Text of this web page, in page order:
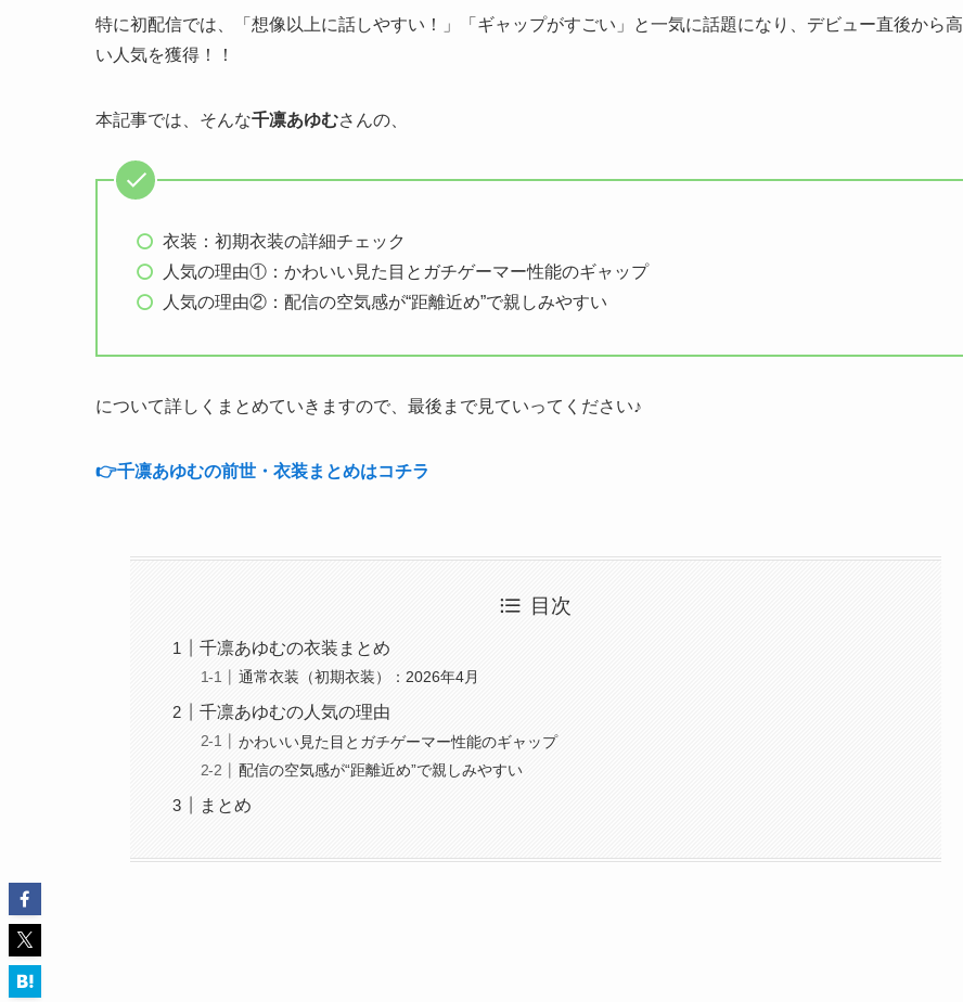
特に初配信では、「想像以上に話しやすい！」「ギャップがすごい」と一気に話題になり、デビュー直後から高
い人気を獲得！！
本記事では、そんな千凛あゆむさんの、
衣装：初期衣装の詳細チェック
人気の理由①：かわいい見た目とガチゲーマー性能のギャップ
人気の理由②：配信の空気感が“距離近め”で親しみやすい
について詳しくまとめていきますので、最後まで見ていってください♪
👉️千凛あゆむの前世・衣装まとめはコチラ
目次
千凛あゆむの衣装まとめ
通常衣装（初期衣装）：2026年4月
千凛あゆむの人気の理由
かわいい見た目とガチゲーマー性能のギャップ
配信の空気感が“距離近め”で親しみやすい
まとめ